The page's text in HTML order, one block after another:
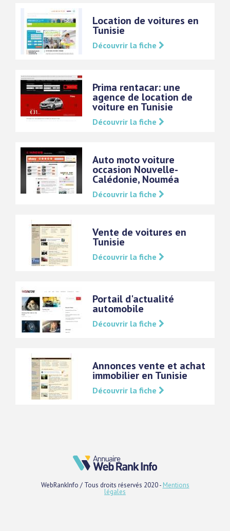
Location de voitures en
Tunisie
Découvrir la fiche
Prima rentacar: une
agence de location de
voiture en Tunisie
Découvrir la fiche
Auto moto voiture
occasion Nouvelle-
Calédonie, Nouméa
Découvrir la fiche
Vente de voitures en
Tunisie
Découvrir la fiche
Portail d'actualité
automobile
Découvrir la fiche
Annonces vente et achat
immobilier en Tunisie
Découvrir la fiche
WebRankInfo / Tous droits réservés 2020 - Mentions
légales